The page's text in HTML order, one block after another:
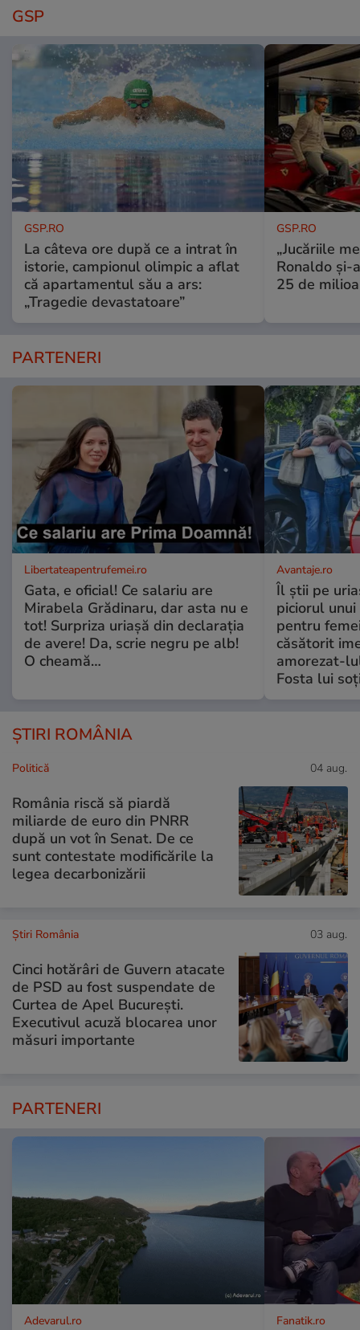
GSP
GSP.RO
La câteva ore după ce a intrat în
istorie, campionul olimpic a aflat
că apartamentul său a ars:
„Tragedie devastatoare”
GSP.RO
„Jucăriile
Ronaldo și-
25 de
PARTENERI
Libertateapentrufemei.ro
Gata, e oficial! Ce salariu are
Mirabela Grădinaru, dar asta nu e
tot! Surpriza uriașă din declarația
de avere! Da, scrie negru pe alb!
O cheamă…
Avantaje.ro
Îl știi pe
piciorul
pentru
căsătorit
amorezat-
Fosta lui
ȘTIRI ROMÂNIA
Politică 04 aug.
România riscă să piardă
miliarde de euro din PNRR
după un vot în Senat. De ce
sunt contestate modificările la
legea decarbonizării
Știri România 03 aug.
Cinci hotărâri de Guvern atacate
de PSD au fost suspendate de
Curtea de Apel București.
Executivul acuză blocarea unor
măsuri importante
PARTENERI
Adevarul.ro Fanatik.ro